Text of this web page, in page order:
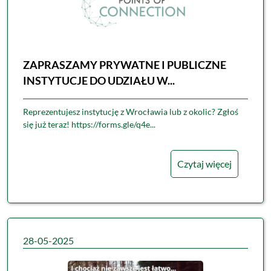
ZAPRASZAMY PRYWATNE I PUBLICZNE
INSTYTUCJE DO UDZIAŁU W...
Reprezentujesz instytucję z Wrocławia lub z okolic? Zgłoś
się już teraz! https://forms.gle/q4e...
Czytaj więcej
28-05-2025